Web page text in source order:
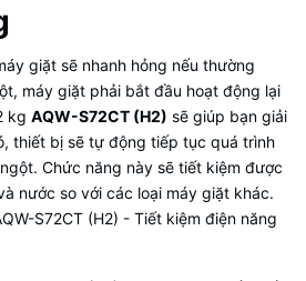
giặt sẽ nhanh hỏng nếu thường
máy giặt phải bắt đầu hoạt động lại
kg AQW-S72CT (H2) sẽ giúp bạn giải
thiết bị sẽ tự động tiếp tục quá trình
Chức năng này sẽ tiết kiệm được
nước so với các loại máy giặt khác.